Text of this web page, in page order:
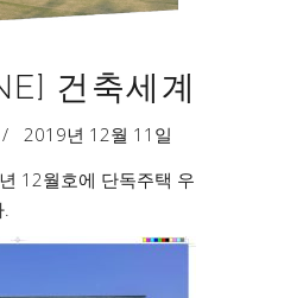
건축세계
2019년 12월 11일
12월호에 단독주택 우